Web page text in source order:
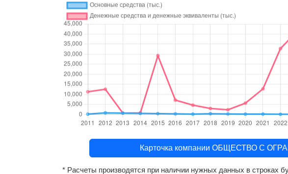
Карточка компании ОБЩЕСТВО С
* Расчеты производятся при наличии нужных данных в строках